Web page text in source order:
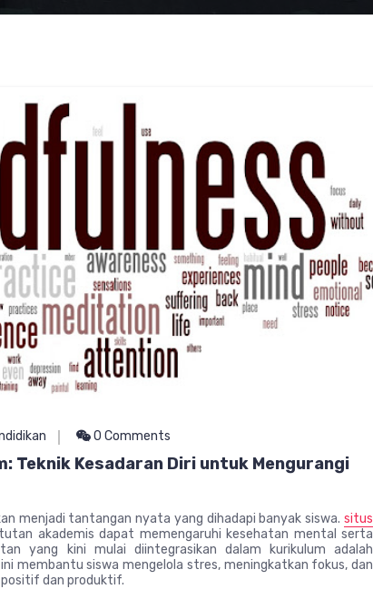
0 Comments
Teknik Kesadaran Diri untuk Mengurangi
menjadi tantangan nyata yang dihadapi banyak siswa. situs
akademis dapat memengaruhi kesehatan mental serta
yang kini mulai diintegrasikan dalam kurikulum adalah
membantu siswa mengelola stres, meningkatkan fokus, dan
dan produktif.